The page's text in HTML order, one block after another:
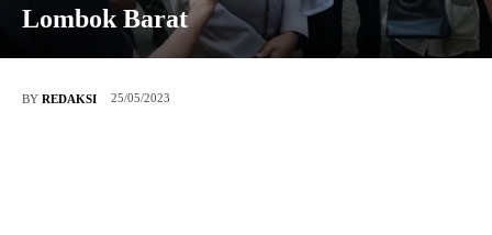
Lombok Barat
BY REDAKSI 25/05/2023